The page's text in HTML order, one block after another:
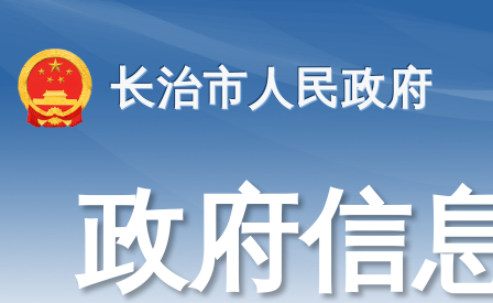
长治市人民政府
政府信